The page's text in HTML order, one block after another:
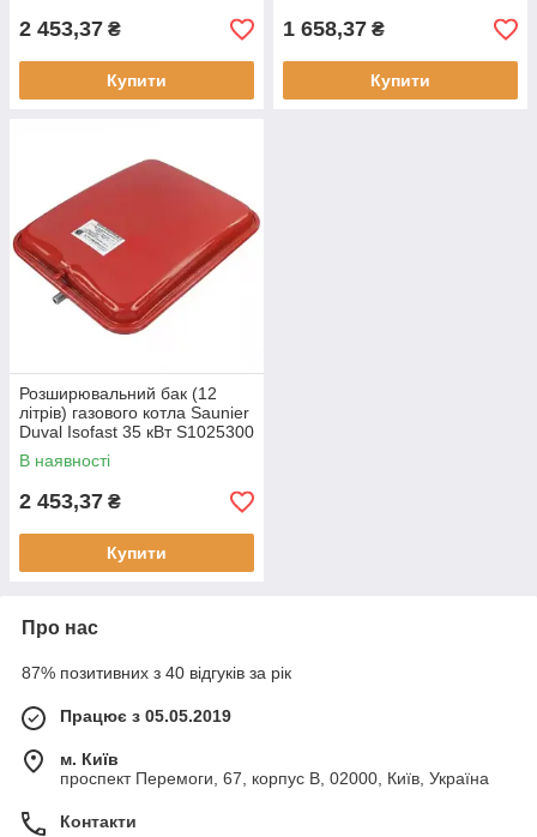
2 453,37 ₴
Купити
1 658,37 ₴
Купити
Розширювальний бак (12
літрів) газового котла Saunier
Duval Isofast 35 кВт S1025300
В наявності
2 453,37 ₴
Купити
Про нас
87% позитивних з 40 відгуків за рік
Працює з 05.05.2019
м. Київ
проспект Перемоги, 67, корпус В, 02000, Київ, Україна
Контакти